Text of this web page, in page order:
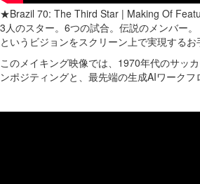
★Brazil 70: The Third Star | Making Of
3人のスター。6つの試合。伝説のメンバー。
というビジョンをスクリーン上で実現する
このメイキング映像では、1970年代のサッ
ンポジティングと、最先端の生成AIワーク